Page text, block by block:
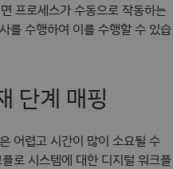
프로세스가 수동으로 작동하는
를 수행하여 이를 수행할 수 있습
단계 매핑
어렵고 시간이 많이 소요될 수
로 시스템에 대한 디지털 워크플